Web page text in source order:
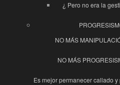
¿ Pero no era la
NO MÁS
NO MÁS
Es mejor permanecer callado